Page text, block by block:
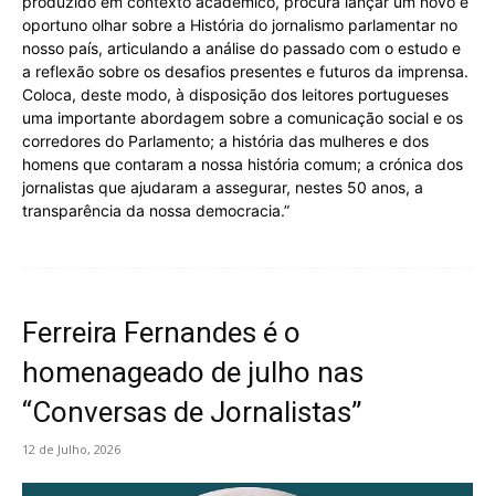
oportuno olhar sobre a História do jornalismo parlamentar no
nosso país, articulando a análise do passado com o estudo e
a reflexão sobre os desafios presentes e futuros da imprensa.
Coloca, deste modo, à disposição dos leitores portugueses
uma importante abordagem sobre a comunicação social e os
corredores do Parlamento; a história das mulheres e dos
homens que contaram a nossa história comum; a crónica dos
jornalistas que ajudaram a assegurar, nestes 50 anos, a
transparência da nossa democracia.”
Ferreira Fernandes é o
homenageado de julho nas
“Conversas de Jornalistas”
12 de Julho, 2026